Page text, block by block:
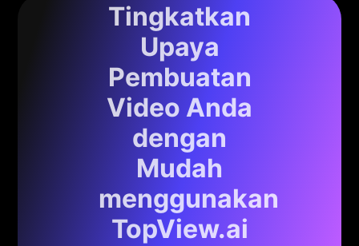
Tingkatkan
Upaya
Pembuatan
Video Anda
dengan
Mudah
menggunakan
TopView.ai